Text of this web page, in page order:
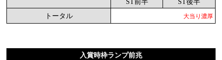
ST前半
ST後半
トータル
大当り濃厚
入賞時枠ランプ前兆